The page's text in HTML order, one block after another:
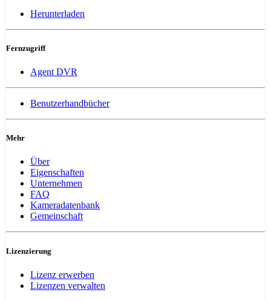
Herunterladen
Fernzugriff
Agent DVR
Benutzerhandbücher
Mehr
Über
Eigenschaften
Unternehmen
FAQ
Kameradatenbank
Gemeinschaft
Lizenzierung
Lizenz erwerben
Lizenzen verwalten